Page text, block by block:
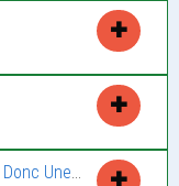
✚
✚
Une Âme ?
✚